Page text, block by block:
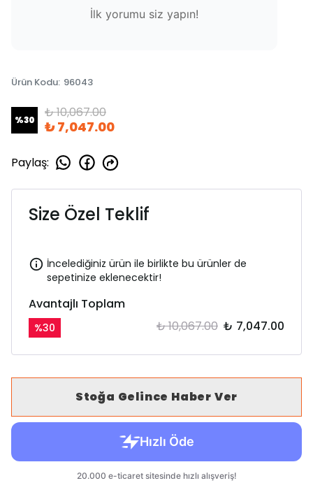
İlk yorumu siz yapın!
Ürün Kodu: 96043
%30 ₺ 10,067.00
₺ 7,047.00
Paylaş:
Size Özel Teklif
İncelediğiniz ürün ile birlikte bu ürünler de
sepetinize eklenecektir!
Avantajlı Toplam
%30 ₺ 10,067.00 ₺ 7,047.00
Stoğa Gelince Haber Ver